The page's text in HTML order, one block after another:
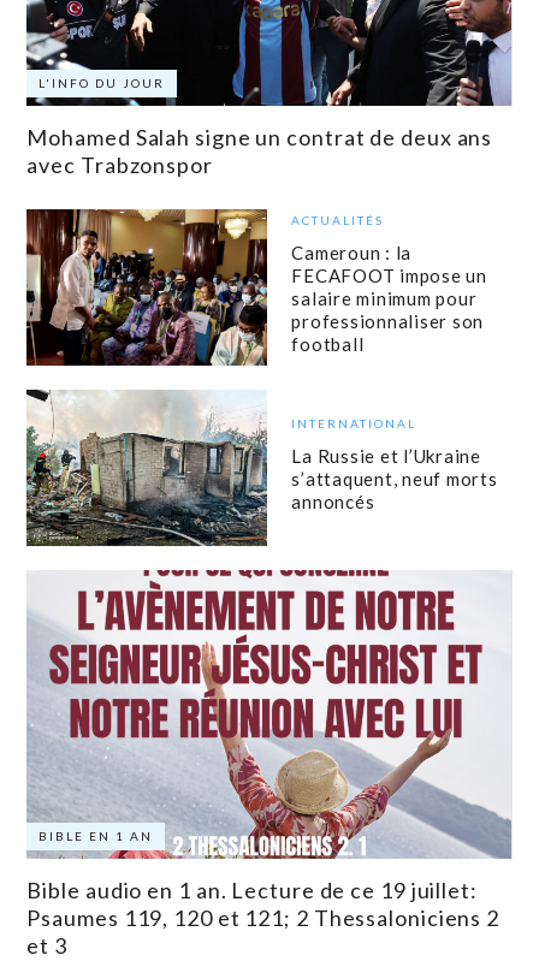
L'INFO DU JOUR
Mohamed Salah signe un contrat de deux ans
avec Trabzonspor
ACTUALITÉS
Cameroun : la
FECAFOOT impose un
salaire minimum pour
professionnaliser son
football
INTERNATIONAL
La Russie et l’Ukraine
s’attaquent, neuf morts
annoncés
BIBLE EN 1 AN
Bible audio en 1 an. Lecture de ce 19 juillet:
Psaumes 119, 120 et 121; 2 Thessaloniciens 2
et 3